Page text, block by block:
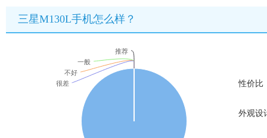
三星M130L手机怎么样？
推荐
一般
不好
很差
性价比
外观设